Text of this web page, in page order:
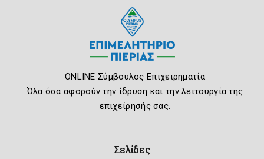
ONLINE Σύμβουλος Επιχειρηματία
Όλα όσα αφορούν την ίδρυση και την λειτουργία της
επιχείρησής σας.
Σελίδες